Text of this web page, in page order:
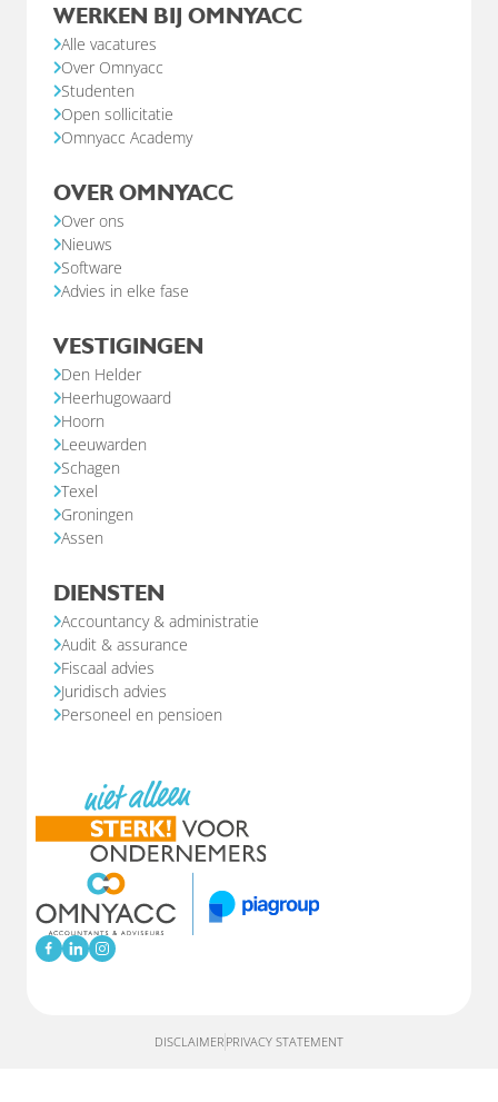
WERKEN BIJ OMNYACC
Alle vacatures
Over Omnyacc
Studenten
Open sollicitatie
Omnyacc Academy
OVER OMNYACC
Over ons
Nieuws
Software
Advies in elke fase
VESTIGINGEN
Den Helder
Heerhugowaard
Hoorn
Leeuwarden
Schagen
Texel
Groningen
Assen
DIENSTEN
Accountancy & administratie
Audit & assurance
Fiscaal advies
Juridisch advies
Personeel en pensioen
DISCLAIMER PRIVACY STATEMENT